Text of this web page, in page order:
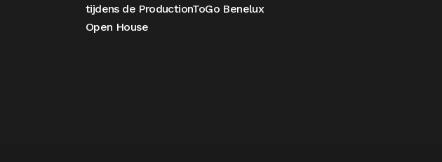
tijdens de ProductionToGo Benelux
Open House